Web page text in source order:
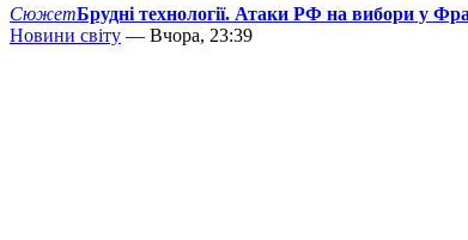
СюжетБрудні технології. Атаки РФ на вибори у
Новини світу — Вчора, 23:39